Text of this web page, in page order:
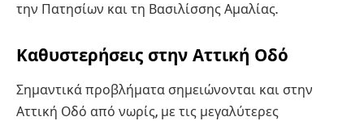
την Πατησίων και τη Βασιλίσσης Αμαλίας.
Καθυστερήσεις στην Αττική Οδό
Σημαντικά προβλήματα σημειώνονται και στην
Αττική Οδό από νωρίς, με τις μεγαλύτερες